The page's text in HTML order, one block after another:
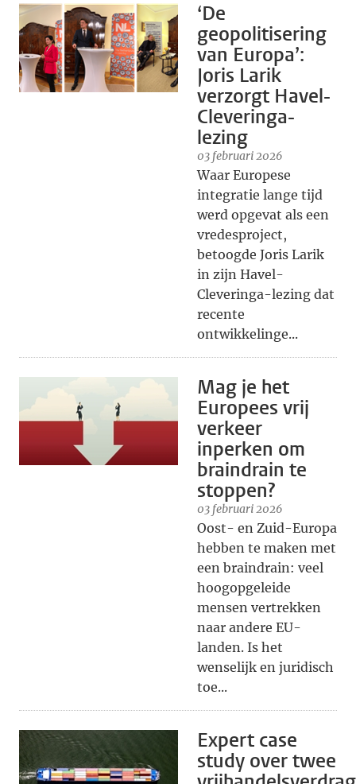
‘De
geopolitisering
van Europa’:
Joris Larik
verzorgt Havel-
Cleveringa-
lezing
03 februari 2026
Waar Europese
integratie lange tijd
werd opgevat als een
vredesproject,
betoogde Joris Larik
in zijn Havel-
Cleveringa-lezing dat
recente
ontwikkelinge...
Mag je het
Europees vrij
verkeer
inperken om
braindrain te
stoppen?
03 februari 2026
Oost- en Zuid-Europa
hebben te maken met
een braindrain: veel
hoogopgeleide
mensen vertrekken
naar andere EU-
landen. Is het
wenselijk en juridisch
toe...
Expert case
study over twee